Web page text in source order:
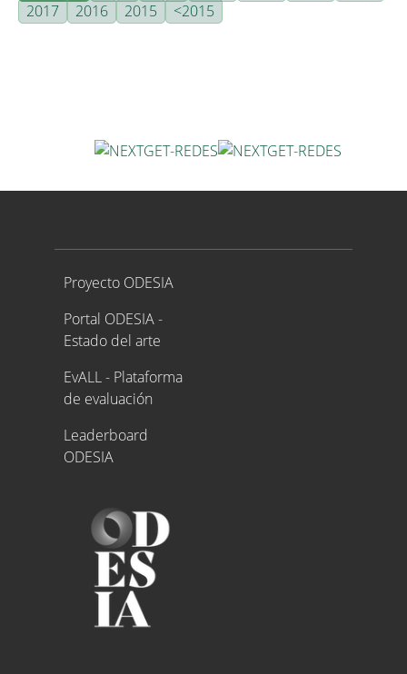
2017
2016 2015 <2015
Proyecto ODESIA
Proyecto ODESIA
Portal ODESIA -
Estado del arte
EvALL - Plataforma
de evaluación
Leaderboard
ODESIA